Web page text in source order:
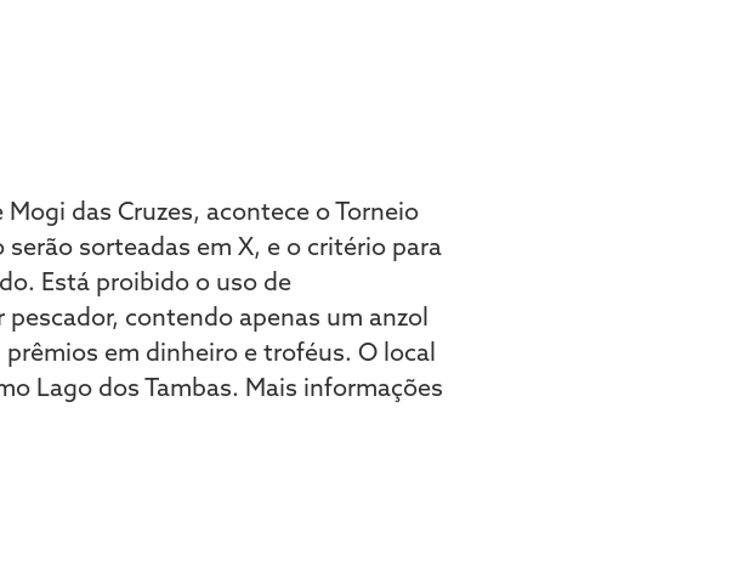
das Cruzes, acontece o Torneio
sorteadas em X, e o critério para
Está proibido o uso de
contendo apenas um anzol
em dinheiro e troféus. O local
Lago dos Tambas. Mais informações